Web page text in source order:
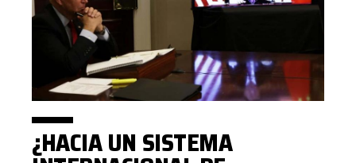
¿HACIA UN SISTEMA